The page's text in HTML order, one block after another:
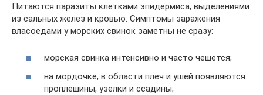
Питаются паразиты клетками эпидермиса, выделениями
из сальных желез и кровью. Симптомы заражения
власоедами у морских свинок заметны не сразу:
морская свинка интенсивно и часто чешется;
на мордочке, в области плеч и ушей появляются
проплешины, узелки и ссадины;